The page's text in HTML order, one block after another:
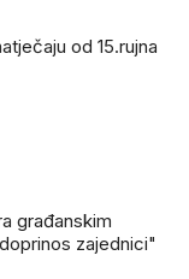
od 15.rujna
građanskim
zajednici"